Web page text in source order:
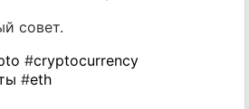
совет.
#cryptocurrency
#eth